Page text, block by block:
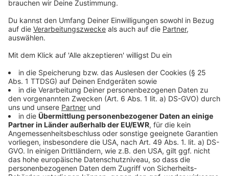
Neue Ausstellung in der Leverkusener Stadtbibliothek
Leverkusens Bayer AG baut neues Forschungszentrum
Wenig Regen in Leverkusen: Pegelstände bleiben
unkritisch
Anzeige